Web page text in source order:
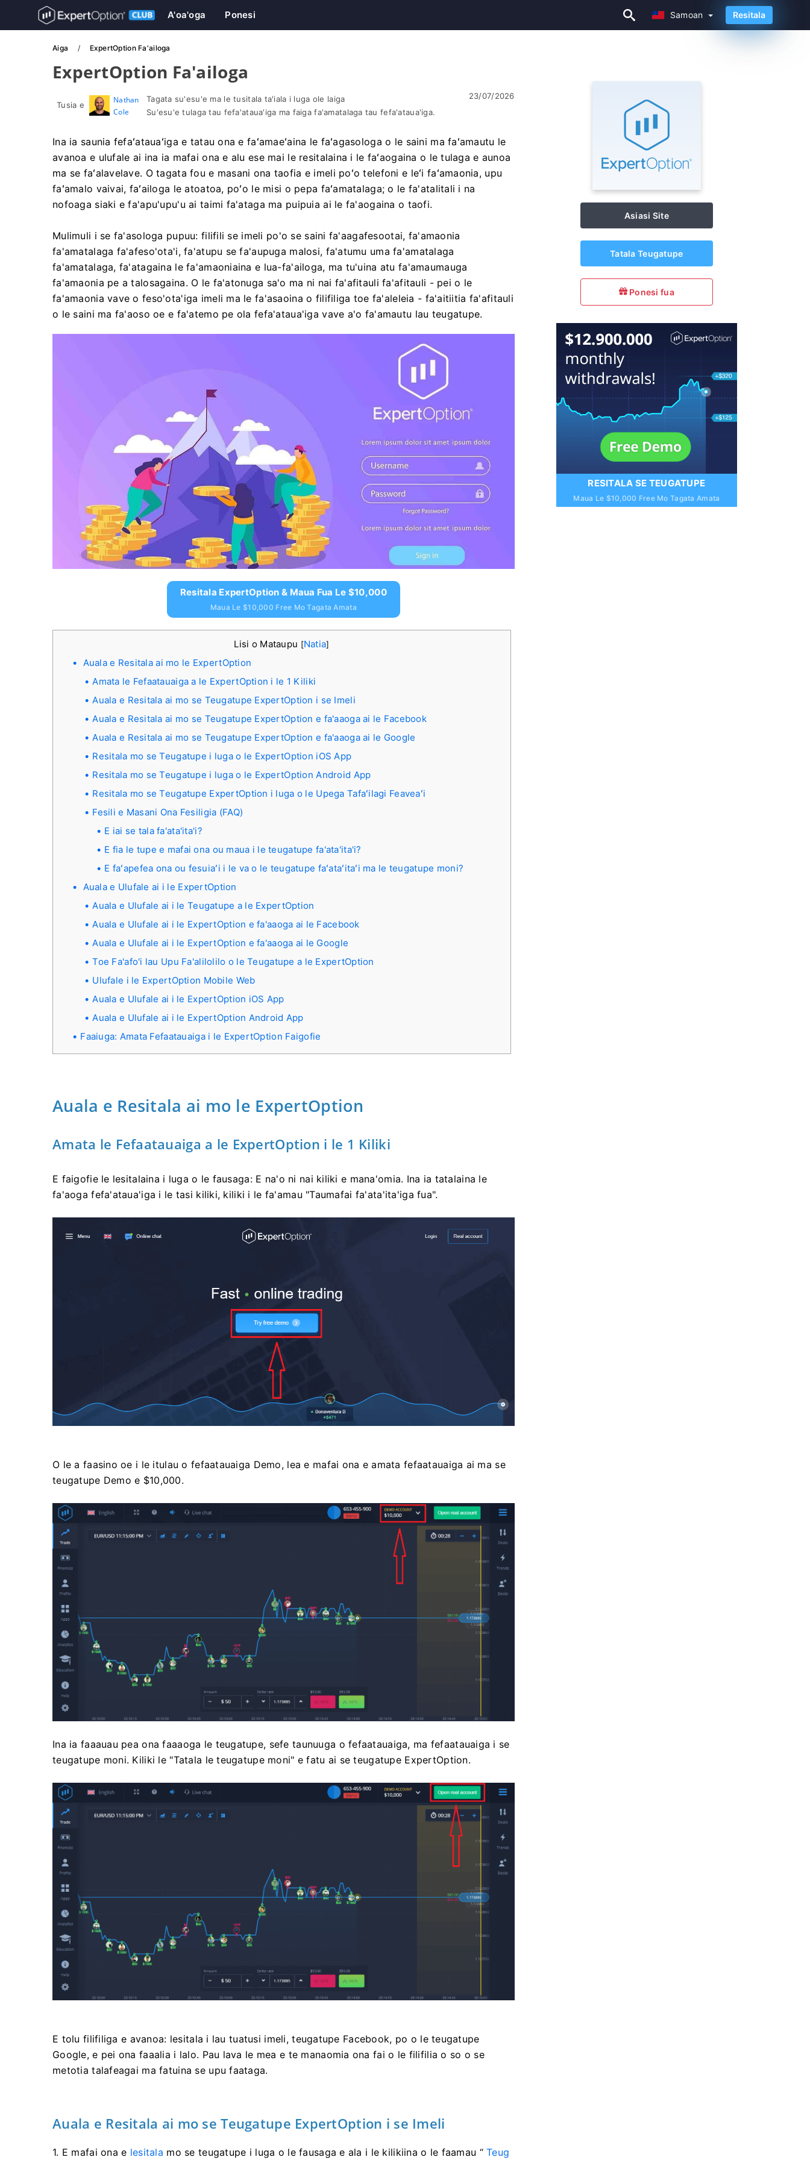
Samoan
A'oa'oga Ponesi Samoan Resitala
Aiga ExpertOption Fa'ailoga
ExpertOption Fa'ailoga
Tusia e
Nathan
Cole
Tagata su'esu'e ma le tusitala ta'iala i luga ole laiga
Su'esu'e tulaga tau fefa'ataua'iga ma faiga fa'amatalaga tau fefa'ataua'iga.
23/07/2026
Ina ia saunia fefaʻatauaʻiga e tatau ona e faʻamaeʻaina le faʻagasologa o le saini ma faʻamautu le
avanoa e ulufale ai ina ia mafai ona e alu ese mai le resitalaina i le faʻaogaina o le tulaga e aunoa
ma se faʻalavelave. O tagata fou e masani ona taofia e imeli poʻo telefoni e leʻi faʻamaonia, upu
faʻamalo vaivai, faʻailoga le atoatoa, poʻo le misi o pepa faʻamatalaga; o le fa'atalitali i na
nofoaga siaki e fa'apu'upu'u ai taimi fa'ataga ma puipuia ai le fa'aogaina o taofi.
Mulimuli i se fa'asologa pupuu: filifili se imeli po'o se saini fa'aagafesootai, fa'amaonia
fa'amatalaga fa'afeso'ota'i, fa'atupu se fa'aupuga malosi, fa'atumu uma fa'amatalaga
fa'amatalaga, fa'atagaina le fa'amaoniaina e lua-fa'ailoga, ma tu'uina atu fa'amaumauga
fa'amaonia pe a talosagaina. O le fa'atonuga sa'o ma ni nai fa'afitauli fa'afitauli - pei o le
fa'amaonia vave o feso'ota'iga imeli ma le fa'asaoina o filifiliga toe fa'aleleia - fa'aitiitia fa'afitauli
o le saini ma fa'aoso oe e fa'atemo pe ola fefa'ataua'iga vave a'o fa'amautu lau teugatupe.
Resitala ExpertOption & Maua Fua Le $10,000
Maua Le $10,000 Free Mo Tagata Amata
Lisi o Mataupu [Natia]
Auala e Resitala ai mo le ExpertOption
Amata le Fefaatauaiga a le ExpertOption i le 1 Kiliki
Auala e Resitala ai mo se Teugatupe ExpertOption i se Imeli
Auala e Resitala ai mo se Teugatupe ExpertOption e fa'aaoga ai le Facebook
Auala e Resitala ai mo se Teugatupe ExpertOption e fa'aaoga ai le Google
Resitala mo se Teugatupe i luga o le ExpertOption iOS App
Resitala mo se Teugatupe i luga o le ExpertOption Android App
Resitala mo se Teugatupe ExpertOption i luga o le Upega Tafaʻilagi Feaveaʻi
Fesili e Masani Ona Fesiligia (FAQ)
E iai se tala fa'ata'ita'i?
E fia le tupe e mafai ona ou maua i le teugatupe fa'ata'ita'i?
E faʻapefea ona ou fesuiaʻi i le va o le teugatupe faʻataʻitaʻi ma le teugatupe moni?
Auala e Ulufale ai i le ExpertOption
Auala e Ulufale ai i le Teugatupe a le ExpertOption
Auala e Ulufale ai i le ExpertOption e fa'aaoga ai le Facebook
Auala e Ulufale ai i le ExpertOption e fa'aaoga ai le Google
Toe Fa'afo'i lau Upu Fa'alilolilo o le Teugatupe a le ExpertOption
Ulufale i le ExpertOption Mobile Web
Auala e Ulufale ai i le ExpertOption iOS App
Auala e Ulufale ai i le ExpertOption Android App
Faaiuga: Amata Fefaatauaiga i le ExpertOption Faigofie
Auala e Resitala ai mo le ExpertOption
Amata le Fefaatauaiga a le ExpertOption i le 1 Kiliki
E faigofie le lesitalaina i luga o le fausaga: E na'o ni nai kiliki e mana'omia. Ina ia tatalaina le
fa'aoga fefa'ataua'iga i le tasi kiliki, kiliki i le fa'amau "Taumafai fa'ata'ita'iga fua".
O le a faasino oe i le itulau o fefaatauaiga Demo, lea e mafai ona e amata fefaatauaiga ai ma se
teugatupe Demo e $10,000.
Ina ia faaauau pea ona faaaoga le teugatupe, sefe taunuuga o fefaatauaiga, ma fefaatauaiga i se
teugatupe moni. Kiliki le "Tatala le teugatupe moni" e fatu ai se teugatupe ExpertOption.
E tolu filifiliga e avanoa: lesitala i lau tuatusi imeli, teugatupe Facebook, po o le teugatupe
Google, e pei ona faaalia i lalo. Pau lava le mea e te manaomia ona fai o le filifilia o so o se
metotia talafeagai ma fatuina se upu faataga.
Auala e Resitala ai mo se Teugatupe ExpertOption i se Imeli
1. E mafai ona e lesitala mo se teugatupe i luga o le fausaga e ala i le kilikiina o le faamau “Teug
Asiasi Site
Tatala Teugatupe
Ponesi fua
RESITALA SE TEUGATUPE
Maua Le $10,000 Free Mo Tagata Amata